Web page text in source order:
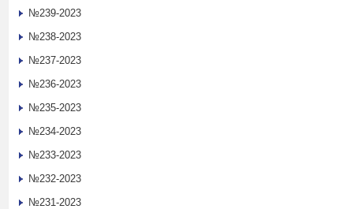
№239-2023
№238-2023
№237-2023
№236-2023
№235-2023
№234-2023
№233-2023
№232-2023
№231-2023